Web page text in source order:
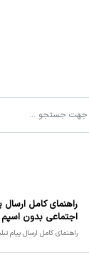
راهنمای کامل
اجتماعی بدون
راهنمای کامل ارسال پیام